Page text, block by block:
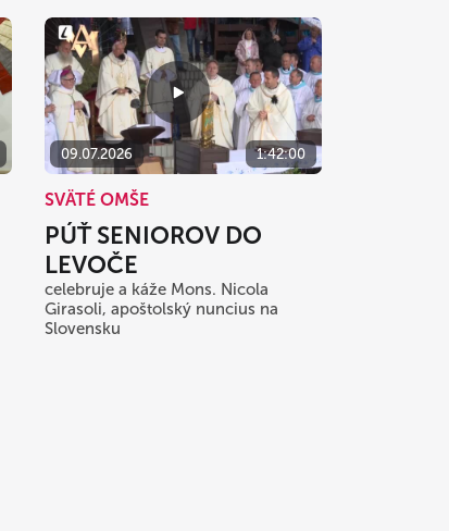
09.07.2026 1:42:00
SVÄTÉ OMŠE
PÚŤ SENIOROV DO
LEVOČE
celebruje a káže Mons. Nicola
Girasoli, apoštolský nuncius na
Slovensku